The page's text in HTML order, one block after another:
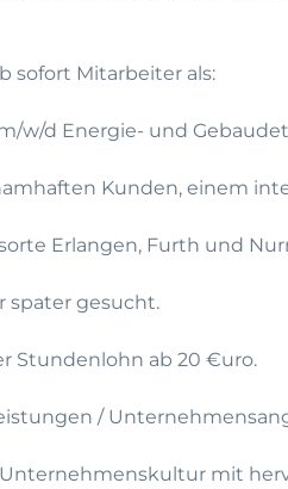
sofort Mitarbeiter als:
w/d Energie- und
Kunden, einem
Erlangen, Furth und
spater gesucht.
Stundenlohn ab 20 €uro.
/
mit